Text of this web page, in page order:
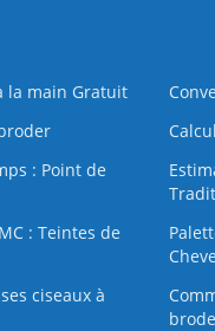
la main Gratuit
: Point de
: Teintes de
ciseaux à